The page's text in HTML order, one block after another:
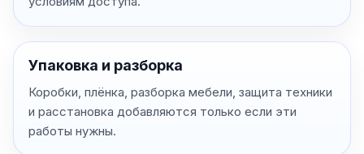
Упаковка и разборка
Коробки, плёнка, разборка мебели, защита техники
и расстановка добавляются только если эти
работы нужны.